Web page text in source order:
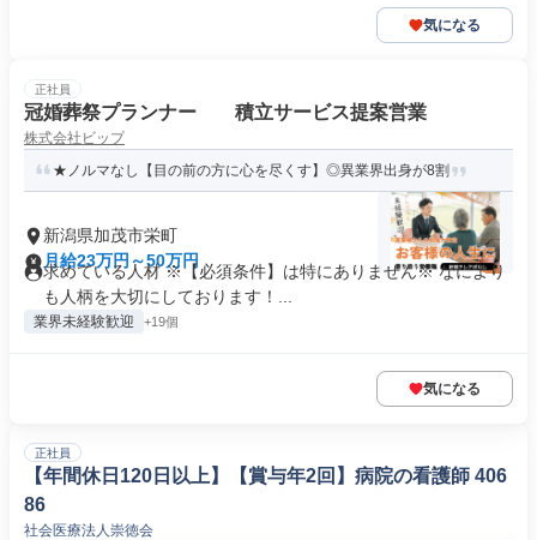
気になる
正社員
冠婚葬祭プランナー 積立サービス提案営業
株式会社ビップ
★ノルマなし【目の前の方に心を尽くす】◎異業界出身が8割
新潟県加茂市栄町
月給23万円～50万円
求めている人材 ※【必須条件】は特にありません※ なにより
も人柄を大切にしております！...
業界未経験歓迎 +19個
気になる
正社員
【年間休日120日以上】【賞与年2回】病院の看護師 406
86
社会医療法人崇徳会